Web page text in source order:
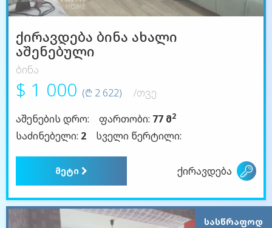
ქირავდება ბინა ახალი
აშენებული
ბინა
$ 1 000 (₾ 2 622)
/თვე
აშენების დრო:
ფართობი: 77 მ2
საძინებელი: 2 სველი წერტილი:
მეტი ქირავდება
ᲡᲐᲡᲬᲠᲐᲤᲝᲓ